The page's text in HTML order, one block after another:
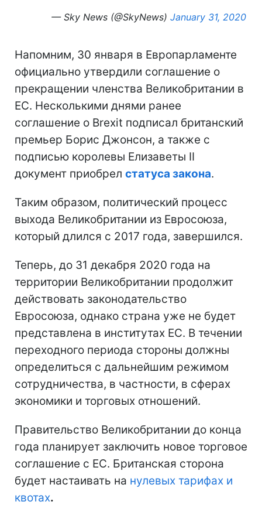
— Sky News (@SkyNews) January 31, 2020
Напомним, 30 января в Европарламенте
официально утвердили соглашение о
прекращении членства Великобритании в
ЕС. Несколькими днями ранее
соглашение о Brexit подписал британский
премьер Борис Джонсон, а также с
подписью королевы Елизаветы II
документ приобрел статуса закона.
Таким образом, политический процесс
выхода Великобритании из Евросоюза,
который длился с 2017 года, завершился.
Теперь, до 31 декабря 2020 года на
территории Великобритании продолжит
действовать законодательство
Евросоюза, однако страна уже не будет
представлена в институтах ЕС. В течении
переходного периода стороны должны
определиться с дальнейшим режимом
сотрудничества, в частности, в сферах
экономики и торговых отношений.
Правительство Великобритании до конца
года планирует заключить новое торговое
соглашение с ЕС. Британская сторона
будет настаивать на нулевых тарифах и
квотах.